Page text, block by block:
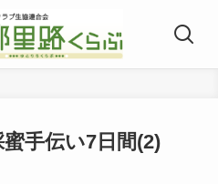
手伝い7日間(2)